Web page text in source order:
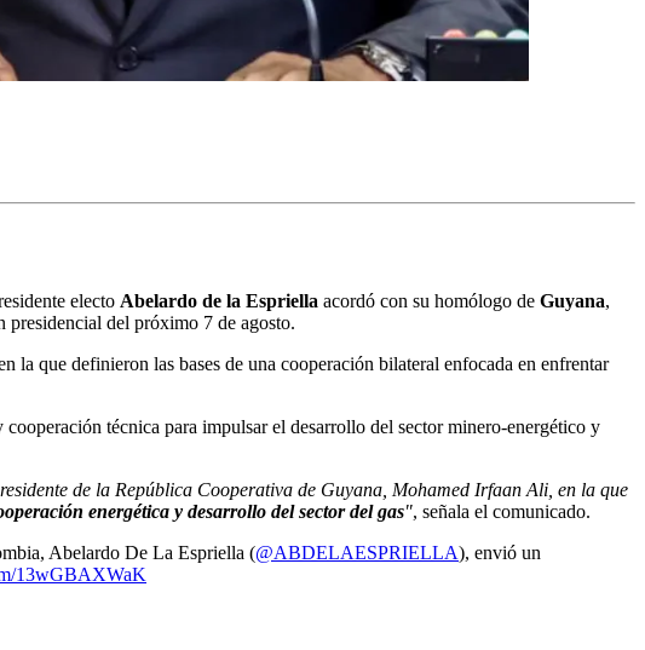
electo Abelardo de la Espriella acordó con su homólogo de Guyana,
presidencial del próximo 7 de agosto.
la que definieron las bases de una cooperación bilateral enfocada en enfrentar
técnica para impulsar el desarrollo del sector minero-energético y
de la República Cooperativa de Guyana, Mohamed Irfaan Ali, en la que
energética y desarrollo del sector del gas", señala el comunicado.
Abelardo De La Espriella (@ABDELAESPRIELLA), envió un
13wGBAXWaK